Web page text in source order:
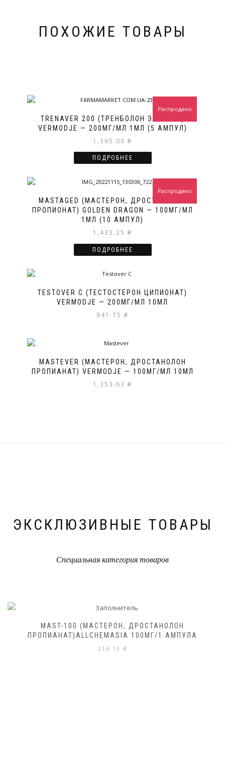
ПОХОЖИЕ ТОВАРЫ
TRENAVER 200 (ТРЕНБОЛОН ЭНАНТАТ)
VERMODJE — 200МГ/МЛ 1МЛ (5 АМПУЛ)
1,365.00 ₴
Распродано
ПОДРОБНЕЕ
MASTAGED (МАСТЕРОН, ДРОСТАНОЛОН
ПРОПИОНАТ) GOLDEN DRAGON — 100МГ/МЛ
1МЛ (10 АМПУЛ)
1,433.25 ₴
Распродано
ПОДРОБНЕЕ
TESTOVER C (ТЕСТОСТЕРОН ЦИПИОНАТ)
VERMODJE — 200МГ/МЛ 10МЛ
841.75 ₴
MASTEVER (МАСТЕРОН, ДРОСТАНОЛОН
ПРОПИАНАТ) VERMODJE — 100МГ/МЛ 10МЛ
1,353.63 ₴
ЭКСКЛЮЗИВНЫЕ ТОВАРЫ
Специальная категория товаров
MAST-100 (МАСТЕРОН, ДРОСТАНОЛОН
ПРОПИАНАТ)ALLCHEMASIA 100МГ/1 АМПУЛА
216.13 ₴